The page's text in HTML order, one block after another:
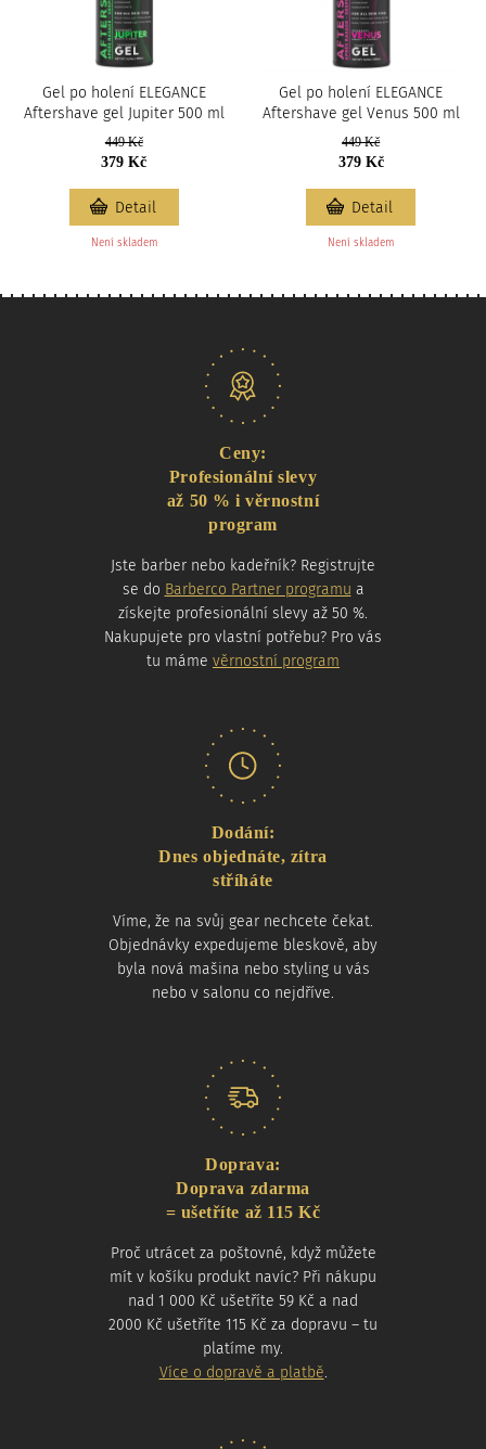
Gel po holení ELEGANCE
Aftershave gel Jupiter 500 ml
449 Kč
379 Kč
Není skladem
Detail
Gel po holení ELEGANCE
Aftershave gel Venus 500 ml
449 Kč
379 Kč
Není skladem
Detail
Ceny:
Profesionální slevy
až 50 % i věrnostní
program
Jste barber nebo kadeřník? Registrujte
se do Barberco Partner programu a
získejte profesionální slevy až 50 %.
Nakupujete pro vlastní potřebu? Pro vás
tu máme věrnostní program
Dodání:
Dnes objednáte, zítra
stříháte
Víme, že na svůj gear nechcete čekat.
Objednávky expedujeme bleskově, aby
byla nová mašina nebo styling u vás
nebo v salonu co nejdříve.
Doprava:
Doprava zdarma
= ušetříte až 115 Kč
Proč utrácet za poštovné, když můžete
mít v košíku produkt navíc? Při nákupu
nad 1 000 Kč ušetříte 59 Kč a nad
2000 Kč ušetříte 115 Kč za dopravu – tu
platíme my.
Více o dopravě a platbě.